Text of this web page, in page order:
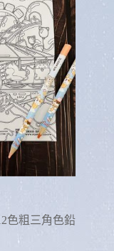
色粗三角色鉛